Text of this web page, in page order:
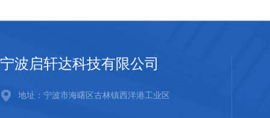
宁波启轩达科技有限公司
地址：宁波市海曙区古林镇西洋港工业区